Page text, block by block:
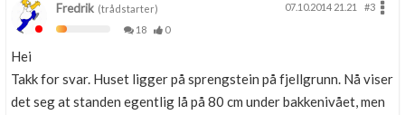
Fredrik (trådstarter) 07.10.2014 21.21
#3
18
0
Hei
Takk for svar. Huset ligger på sprengstein på fjellgrunn. Nå viser
det seg at standen egentlig lå på 80 cm under bakkenivået, men